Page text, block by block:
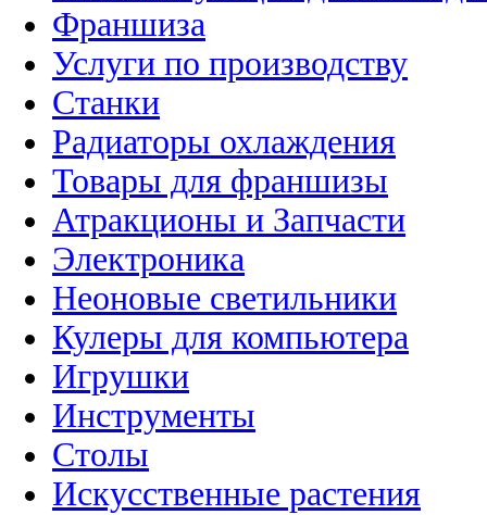
Франшиза
Услуги по производству
Станки
Радиаторы охлаждения
Товары для франшизы
Атракционы и Запчасти
Электроника
Неоновые светильники
Кулеры для компьютера
Игрушки
Инструменты
Столы
Искусственные растения